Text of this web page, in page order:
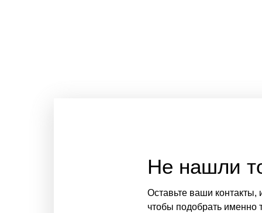
Не нашли
Оставьте ваши
чтобы подобрать именно